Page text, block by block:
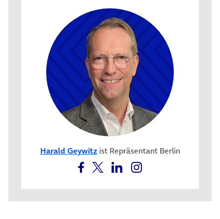
Harald Geywitzist Repräsentant Berlin